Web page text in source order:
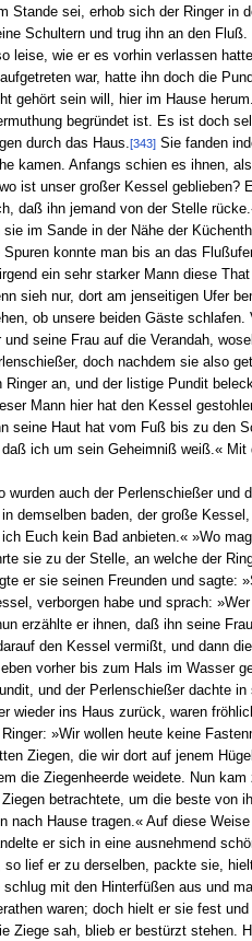
Stande sei, erhob sich der Ringer
Schultern und trug ihn an den
leise, wie er es vorhin verlassen
war, hatte ihn doch die
gehört sein will, hier im Hause
begründet ist. Es ist doch
durch das Haus.[343]Sie fanden
kamen. Anfangs schien es ihnen,
ist unser großer Kessel
daß ihn jemand von der Stelle
im Sande in der Nähe der
konnte man bis an das
ein sehr starker Mann diese
sieh nur, dort am jenseitigen Ufer
ob unsere beiden Gäste
seine Frau auf die Verandah,
doch nachdem sie also
an, und der listige Pundit
Mann hier hat den Kessel
seine Haut hat vom Fuß bis zu den
ich um sein Geheimniß weiß.«
wurden auch der Perlenschießer
demselben baden, der große
Euch kein Bad anbieten.« »Wo
sie zu der Stelle, an welche der
er sie seinen Freunden und
verborgen habe und sprach:
erzählte er ihnen, daß ihn seine
den Kessel vermißt, und dann
vorher bis zum Hals im Wasser
und der Perlenschießer dachte
wieder ins Haus zurück, waren
»Wir wollen heute keine
Ziegen, die wir dort auf jenem
die Ziegenheerde weidete. Nun
betrachtete, um die beste
Hause tragen.« Auf diese
er sich in eine ausnehmend
lief er zu derselben, packte sie,
mit den Hinterfüßen aus und
waren; doch hielt er sie fest
Ziege sah, blieb er bestürzt stehen.